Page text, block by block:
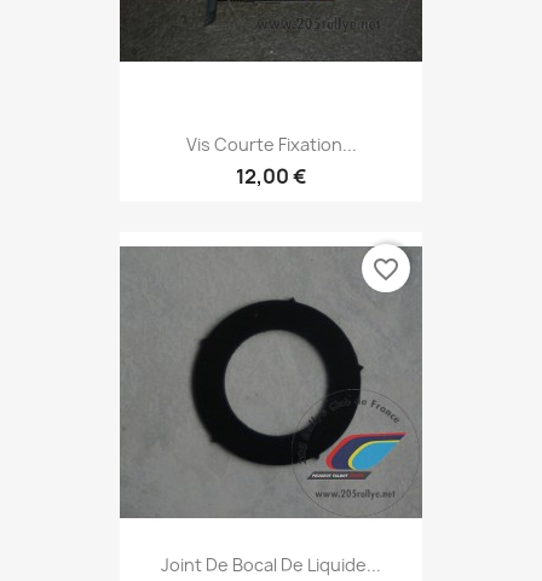
Vis Courte Fixation...
12,00 €
Joint De Bocal De Liquide...
favorite_border